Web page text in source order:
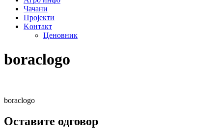
Чачани
Пројекти
Kонтакт
Ценовник
boraclogo
boraclogo
Оставите одговор